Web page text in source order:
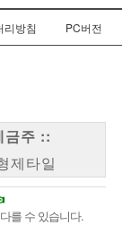
리방침 PC버전
금주 ::
제타일
를 수 있습니다.